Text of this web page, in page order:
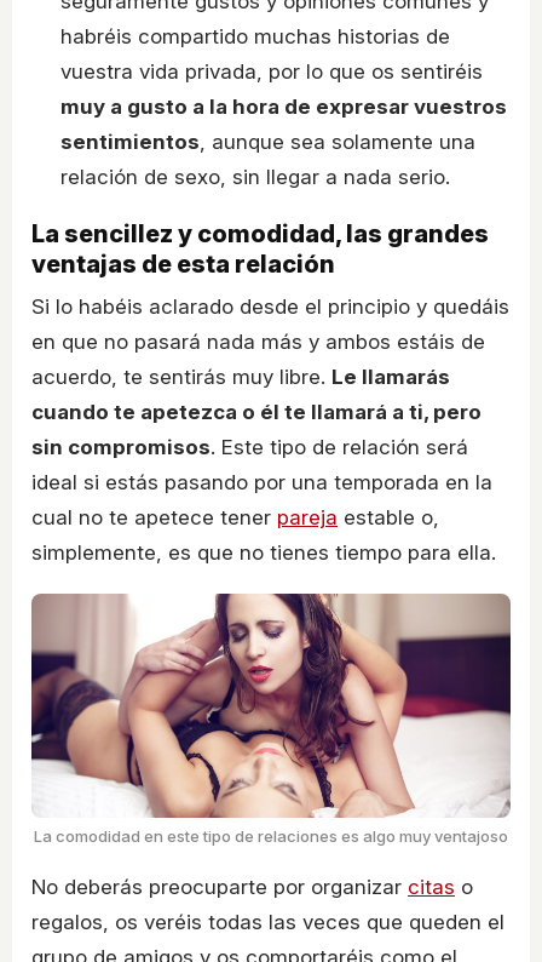
habréis compartido muchas historias de
vuestra vida privada, por lo que os sentiréis
muy a gusto a la hora de expresar vuestros
sentimientos, aunque sea solamente una
relación de sexo, sin llegar a nada serio.
La sencillez y comodidad, las grandes
ventajas de esta relación
Si lo habéis aclarado desde el principio y quedáis
en que no pasará nada más y ambos estáis de
acuerdo, te sentirás muy libre. Le llamarás
cuando te apetezca o él te llamará a ti, pero
sin compromisos. Este tipo de relación será
ideal si estás pasando por una temporada en la
cual no te apetece tener pareja estable o,
simplemente, es que no tienes tiempo para ella.
La comodidad en este tipo de relaciones es algo muy ventajoso
No deberás preocuparte por organizar citas o
regalos, os veréis todas las veces que queden el